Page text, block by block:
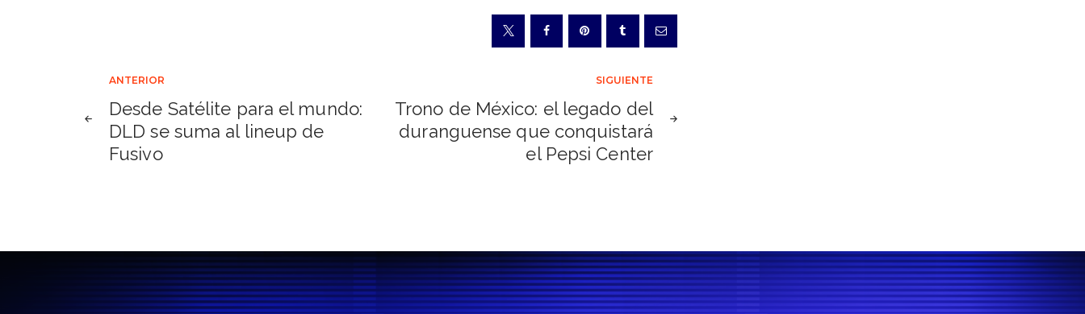
Navegación
de
entradas
ANTERIOR
Desde Satélite para el mundo:
DLD se suma al lineup de
Fusivo
SIGUIENTE
Trono de México: el legado del
duranguense que conquistará
el Pepsi Center